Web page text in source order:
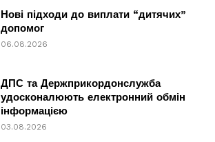
Нові підходи до виплати “дитячих”
допомог
06.08.2026
ДПС та Держприкордонслужба
удосконалюють електронний обмін
інформацією
03.08.2026